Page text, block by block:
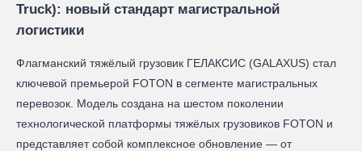
Truck): новый стандарт магистральной
логистики
Флагманский тяжёлый грузовик ГЕЛАКСИС (GALAXUS) стал
ключевой премьерой FOTON в сегменте магистральных
перевозок. Модель создана на шестом поколении
технологической платформы тяжёлых грузовиков FOTON и
представляет собой комплексное обновление — от